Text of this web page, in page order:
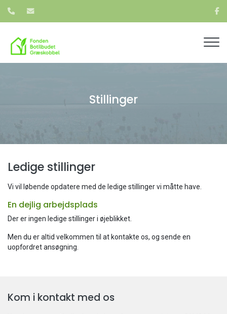
Gå
Stillinger
Ledige stillinger
Vi vil løbende opdatere med de ledige stillinger vi måtte have.
En dejlig arbejdsplads
Der er ingen ledige stillinger i øjeblikket.
Men du er altid velkommen til at kontakte os, og sende en
uopfordret ansøgning.
Kom i kontakt med os